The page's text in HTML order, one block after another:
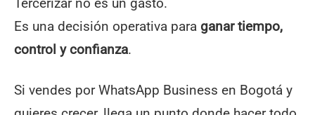
Tercerizar no es un gasto.
Es una decisión operativa para ganar tiempo,
control y confianza.
Si vendes por WhatsApp Business en Bogotá y